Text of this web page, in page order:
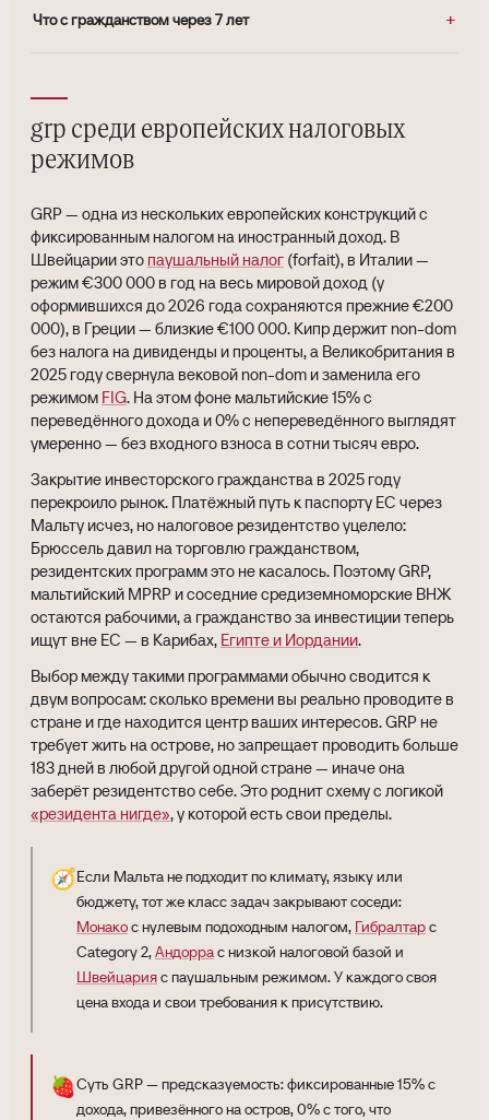
Что с гражданством через 7 лет
grp среди европейских налоговых
режимов
GRP — одна из нескольких европейских конструкций с
фиксированным налогом на иностранный доход. В
Швейцарии это паушальный налог (forfait), в Италии —
режим €300 000 в год на весь мировой доход (у
оформившихся до 2026 года сохраняются прежние €200
000), в Греции — близкие €100 000. Кипр держит non-dom
без налога на дивиденды и проценты, а Великобритания в
2025 году свернула вековой non-dom и заменила его
режимом FIG. На этом фоне мальтийские 15% с
переведённого дохода и 0% с непереведённого выглядят
умеренно — без входного взноса в сотни тысяч евро.
Закрытие инвесторского гражданства в 2025 году
перекроило рынок. Платёжный путь к паспорту ЕС через
Мальту исчез, но налоговое резидентство уцелело:
Брюссель давил на торговлю гражданством,
резидентских программ это не касалось. Поэтому GRP,
мальтийский MPRP и соседние средиземноморские ВНЖ
остаются рабочими, а гражданство за инвестиции теперь
ищут вне ЕС — в Карибах, Египте и Иордании.
Выбор между такими программами обычно сводится к
двум вопросам: сколько времени вы реально проводите в
стране и где находится центр ваших интересов. GRP не
требует жить на острове, но запрещает проводить больше
183 дней в любой другой одной стране — иначе она
заберёт резидентство себе. Это роднит схему с логикой
«резидента нигде», у которой есть свои пределы.
🧭Если Мальта не подходит по климату, языку или
бюджету, тот же класс задач закрывают соседи:
Монакос нулевым подоходным налогом, Гибралтарс
Category 2,Андоррас низкой налоговой базой и
Швейцарияс паушальным режимом. У каждого своя
цена входа и свои требования к присутствию.
🍓Суть GRP — предсказуемость: фиксированные 15% с
дохода, привезённого на остров, 0% с того, что